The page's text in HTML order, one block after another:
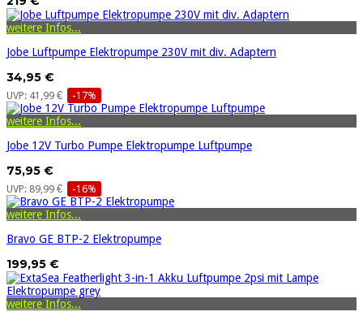
weitere Infos...
Jobe Luftpumpe Elektropumpe 230V mit div. Adaptern
34,95 €
UVP: 41,99 € -17%
weitere Infos...
Jobe 12V Turbo Pumpe Elektropumpe Luftpumpe
75,95 €
UVP: 89,99 € -16%
weitere Infos...
Bravo GE BTP-2 Elektropumpe
199,95 €
weitere Infos...